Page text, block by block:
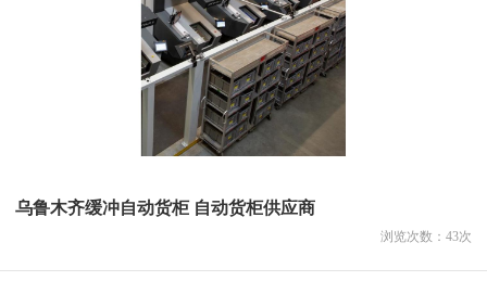
乌鲁木齐缓冲自动货柜 自动货柜供应商
浏览次数： 43次